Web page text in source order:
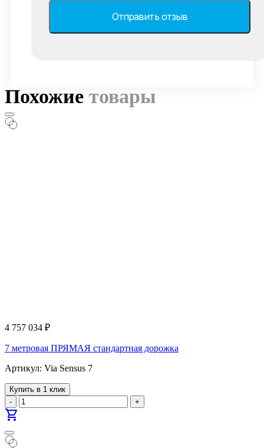
Похожие товары
4 757 034 ₽
7 метровая ПРЯМАЯ стандартная дорожка
Артикул: Via Sensus 7
Купить в 1 клик
-
+
shopping_cart